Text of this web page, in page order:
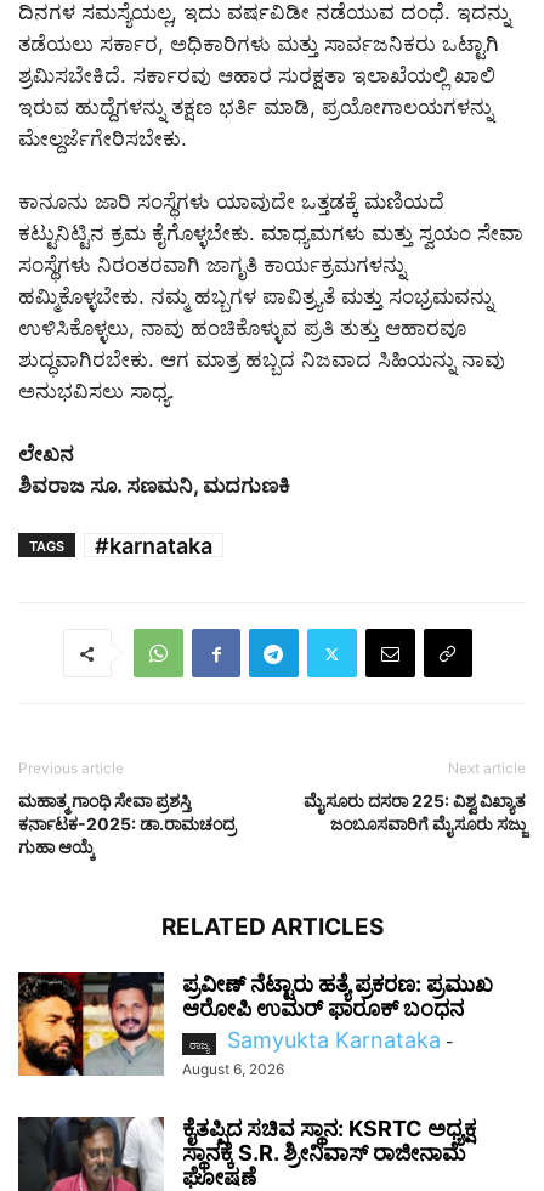
ದಿನಗಳ ಸಮಸ್ಯೆಯಲ್ಲ, ಇದು ವರ್ಷವಿಡೀ ನಡೆಯುವ ದಂಧೆ. ಇದನ್ನು
ತಡೆಯಲು ಸರ್ಕಾರ, ಅಧಿಕಾರಿಗಳು ಮತ್ತು ಸಾರ್ವಜನಿಕರು ಒಟ್ಟಾಗಿ
ಶ್ರಮಿಸಬೇಕಿದೆ. ಸರ್ಕಾರವು ಆಹಾರ ಸುರಕ್ಷತಾ ಇಲಾಖೆಯಲ್ಲಿ ಖಾಲಿ
ಇರುವ ಹುದ್ದೆಗಳನ್ನು ತಕ್ಷಣ ಭರ್ತಿ ಮಾಡಿ, ಪ್ರಯೋಗಾಲಯಗಳನ್ನು
ಮೇಲ್ದರ್ಜೆಗೇರಿಸಬೇಕು.
ಕಾನೂನು ಜಾರಿ ಸಂಸ್ಥೆಗಳು ಯಾವುದೇ ಒತ್ತಡಕ್ಕೆ ಮಣಿಯದೆ
ಕಟ್ಟುನಿಟ್ಟಿನ ಕ್ರಮ ಕೈಗೊಳ್ಳಬೇಕು. ಮಾಧ್ಯಮಗಳು ಮತ್ತು ಸ್ವಯಂ ಸೇವಾ
ಸಂಸ್ಥೆಗಳು ನಿರಂತರವಾಗಿ ಜಾಗೃತಿ ಕಾರ್ಯಕ್ರಮಗಳನ್ನು
ಹಮ್ಮಿಕೊಳ್ಳಬೇಕು. ನಮ್ಮ ಹಬ್ಬಗಳ ಪಾವಿತ್ರ್ಯತೆ ಮತ್ತು ಸಂಭ್ರಮವನ್ನು
ಉಳಿಸಿಕೊಳ್ಳಲು, ನಾವು ಹಂಚಿಕೊಳ್ಳುವ ಪ್ರತಿ ತುತ್ತು ಆಹಾರವೂ
ಶುದ್ಧವಾಗಿರಬೇಕು. ಆಗ ಮಾತ್ರ ಹಬ್ಬದ ನಿಜವಾದ ಸಿಹಿಯನ್ನು ನಾವು
ಅನುಭವಿಸಲು ಸಾಧ್ಯ.
ಲೇಖನ
ಶಿವರಾಜ ಸೂ. ಸಣಮನಿ, ಮದಗುಣಕಿ
TAGS #karnataka
Previous article
ಮಹಾತ್ಮ ಗಾಂಧಿ ಸೇವಾ ಪ್ರಶಸ್ತಿ
ಕರ್ನಾಟಕ-2025: ಡಾ.ರಾಮಚಂದ್ರ
ಗುಹಾ ಆಯ್ಕೆ
Next article
ಮೈಸೂರು ದಸರಾ 225: ವಿಶ್ವ ವಿಖ್ಯಾತ
ಜಂಬೂಸವಾರಿಗೆ ಮೈಸೂರು ಸಜ್ಜು
RELATED ARTICLES
ಪ್ರವೀಣ್ ನೆಟ್ಟಾರು ಹತ್ಯೆ ಪ್ರಕರಣ: ಪ್ರಮುಖ
ಆರೋಪಿ ಉಮರ್ ಫಾರೂಕ್ ಬಂಧನ
ರಾಜ್ಯ Samyukta Karnataka -
August 6, 2026
ಕೈತಪ್ಪಿದ ಸಚಿವ ಸ್ಥಾನ: KSRTC ಅಧ್ಯಕ್ಷ
ಸ್ಥಾನಕ್ಕೆ S.R. ಶ್ರೀನಿವಾಸ್ ರಾಜೀನಾಮೆ
ಘೋಷಣೆ